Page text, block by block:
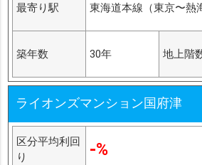
最寄り駅 東海道本線（東京〜熱
築年数 30年 地上階
ライオンズマンション国府津
区分平均利回
り
-%